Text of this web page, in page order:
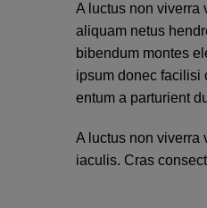
A luctus non viverra
aliquam netus
bibendum montes
ipsum donec facilisi
entum a parturient
A luctus non viverra
iaculis. Cras